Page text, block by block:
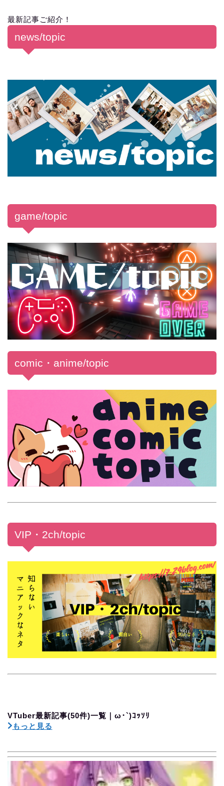
最新記事ご紹介！
news/topic
game/topic
comic・anime/topic
VIP・2ch/topic
VTuber最新記事(50件)一覧｜ω･`)ｺｯｿﾘ
もっと見る